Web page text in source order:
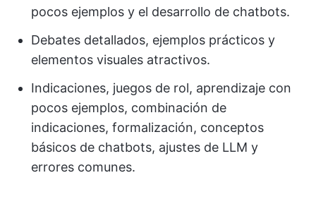
pocos ejemplos y el desarrollo de chatbots.
Debates detallados, ejemplos prácticos y
elementos visuales atractivos.
Indicaciones, juegos de rol, aprendizaje con
pocos ejemplos, combinación de
indicaciones, formalización, conceptos
básicos de chatbots, ajustes de LLM y
errores comunes.